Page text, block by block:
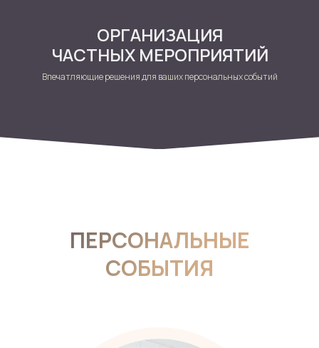
ОРГАНИЗАЦИЯ
ЧАСТНЫХ МЕРОПРИЯТИЙ
Впечатляющие решения для ваших персональных событий
ПЕРСОНАЛЬНЫЕ
СОБЫТИЯ